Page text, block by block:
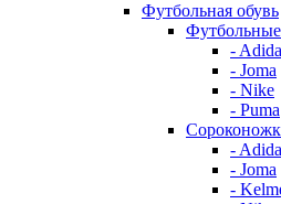
Футбольная обувь
-
- Joma
- Nike
- Puma
-
- Joma
-